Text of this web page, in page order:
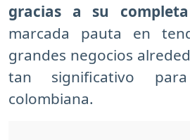
gracias a su
marcada pauta en
grandes negocios
tan significativo
colombiana.